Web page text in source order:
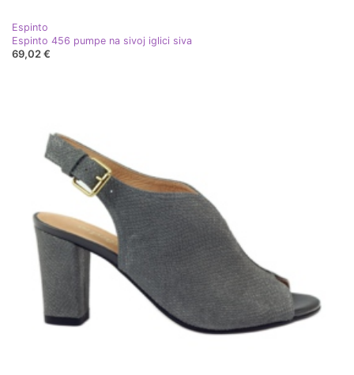
Espinto
Espinto 456 pumpe na sivoj iglici siva
69,02 €